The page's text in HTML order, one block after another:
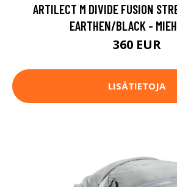
ARTILECT M DIVIDE FUSION
EARTHEN/BLACK -
360 EUR
LISÄTIETOJA